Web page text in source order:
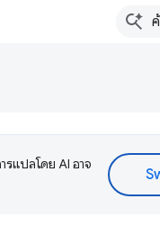
แปลโดย AI อาจ